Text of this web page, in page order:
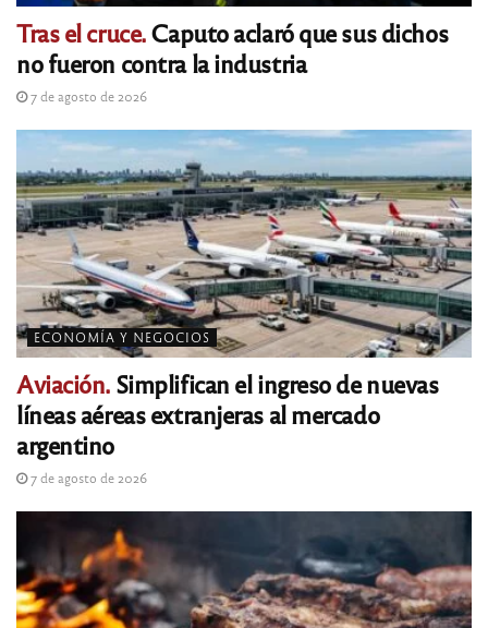
Tras el cruce.Caputo aclaró que sus dichos
no fueron contra la industria
7 de agosto de 2026
ECONOMÍA Y NEGOCIOS
Aviación. Simplifican el ingreso de nuevas
líneas aéreas extranjeras al mercado
argentino
7 de agosto de 2026